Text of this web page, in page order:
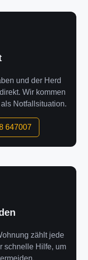
und der Herd
Wir kommen
Notfallsituation.
647007
zählt jede
schnelle Hilfe, um